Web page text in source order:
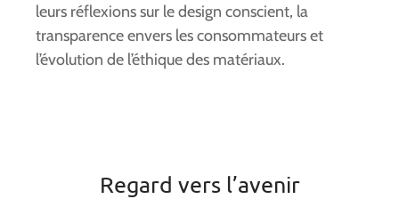
leurs réflexions sur le design conscient, la
transparence envers les consommateurs et
l’évolution de l’éthique des matériaux.
Regard vers l’avenir